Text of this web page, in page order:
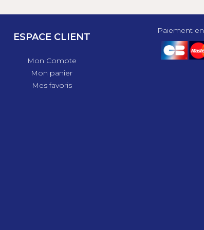
ESPACE CLIENT
Mon Compte
Mon panier
Mes favoris
Paiement